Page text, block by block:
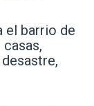
el barrio de